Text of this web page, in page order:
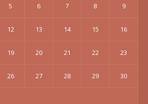
5 6 7 8 9
12 13 14 15 16
19 20 21 22 23
26 27 28 29 30